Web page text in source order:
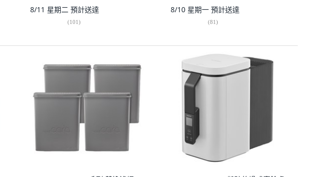
8/11 星期二 預計送達
(101)
8/10 星期一 預計送達
(81)